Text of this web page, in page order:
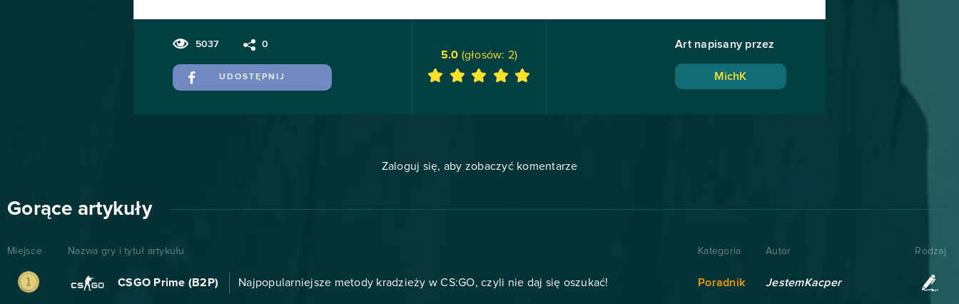
5037 0
UDOSTĘPNIJ
5.0 (głosów: 2)
Art napisany przez
MichK
Zaloguj się, aby zobaczyć komentarze
Gorące artykuły
Miejsce Nazwa gry i tytuł artykułu Kategoria Autor Rodzaj
CSGO Prime (B2P) Najpopularniejsze metody kradzieży w CS:GO, czyli nie daj się oszukać! Poradnik JestemKacper